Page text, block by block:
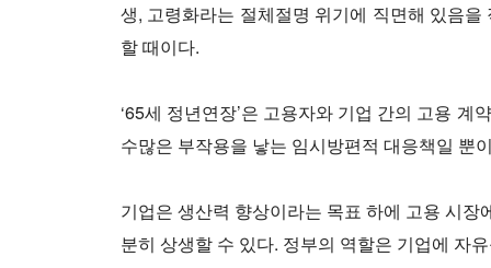
생, 고령화라는 절체절명 위기에 직면해 있음
할 때이다.
‘65세 정년연장’은 고용자와 기업 간의 고용
수많은 부작용을 낳는 임시방편적 대응책일 뿐
기업은 생산력 향상이라는 목표 하에 고용 시
분히 상생할 수 있다. 정부의 역할은 기업에 자